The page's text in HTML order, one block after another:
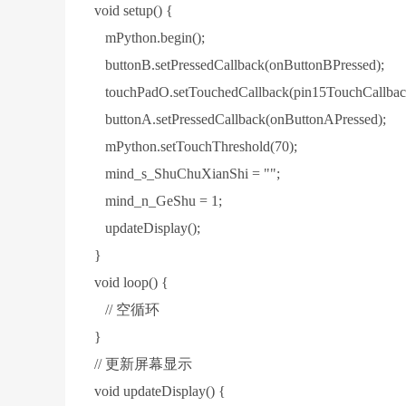
void setup() {
mPython.begin();
buttonB.setPressedCallback(onButtonBPressed);
buttonA.setPressedCallback(onButtonAPressed);
mPython.setTouchThreshold(70);
mind_s_ShuChuXianShi = "";
mind_n_GeShu = 1;
updateDisplay();
}
void loop() {
// 空循环
}
// 更新屏幕显示
void updateDisplay() {